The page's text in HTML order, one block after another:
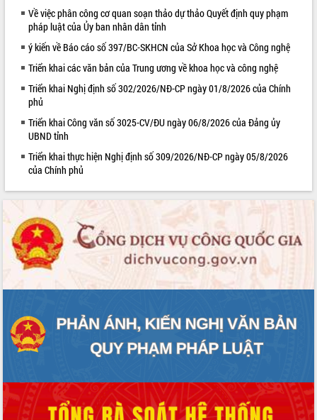
LIÊN KẾT WEB
Về việc phân công cơ quan soạn thảo dự thảo Quyết định quy phạm
pháp luật của Ủy ban nhân dân tỉnh
ý kiến về Báo cáo số 397/BC-SKHCN của Sở Khoa học và Công nghệ
Triển khai các văn bản của Trung ương về khoa học và công nghệ
Triển khai Nghị định số 302/2026/NĐ-CP ngày 01/8/2026 của Chính
phủ
Triển khai Công văn số 3025-CV/ĐU ngày 06/8/2026 của Đảng ủy
UBND tỉnh
Triển khai thực hiện Nghị định số 309/2026/NĐ-CP ngày 05/8/2026
của Chính phủ